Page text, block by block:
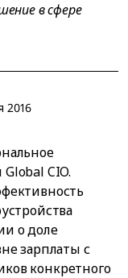
в сфере
2016
CIO.
о доле
зарплаты с
конкретного